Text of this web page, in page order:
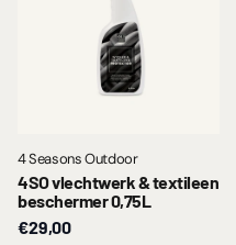
4 Seasons Outdoor
4SO vlechtwerk & textileen
beschermer 0,75L
€29,00